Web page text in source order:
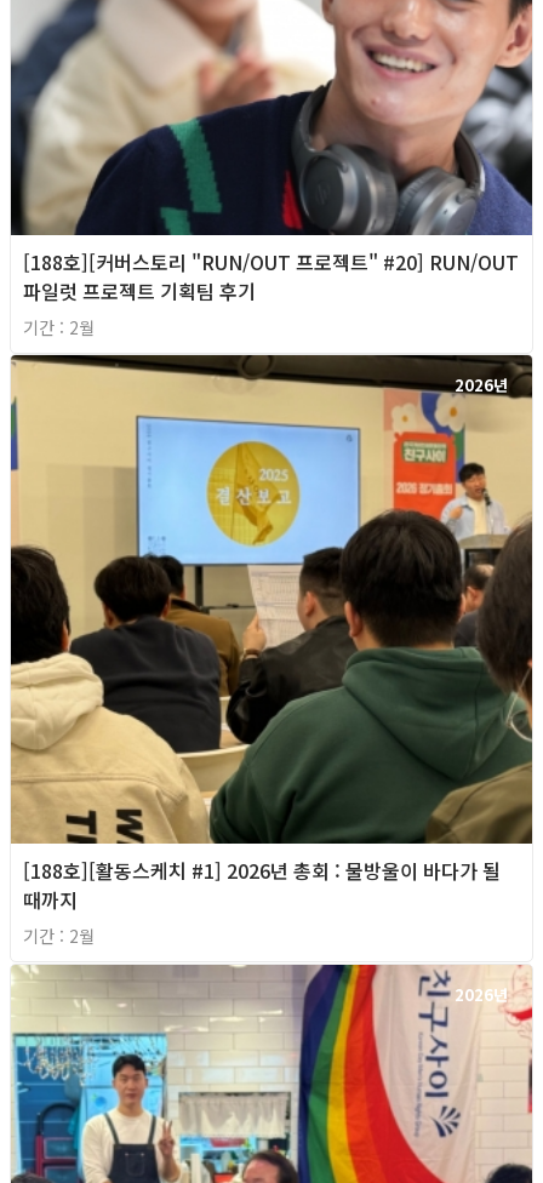
[188호][커버스토리 "RUN/OUT 프로젝트" #20] RUN/OUT
파일럿 프로젝트 기획팀 후기
기간 : 2월
2026년
[188호][활동스케치 #1] 2026년 총회 : 물방울이 바다가 될
때까지
기간 : 2월
2026년